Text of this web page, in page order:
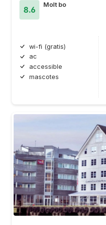
8.6
Molt bo
wi-fi (gratis)
ac
accessible
mascotes